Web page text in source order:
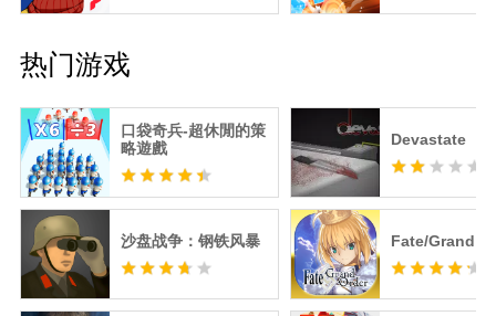
热门游戏
口袋奇兵-超休閒的策
略遊戲
沙盘战争：钢铁风暴
Devastate
Fate/Grand